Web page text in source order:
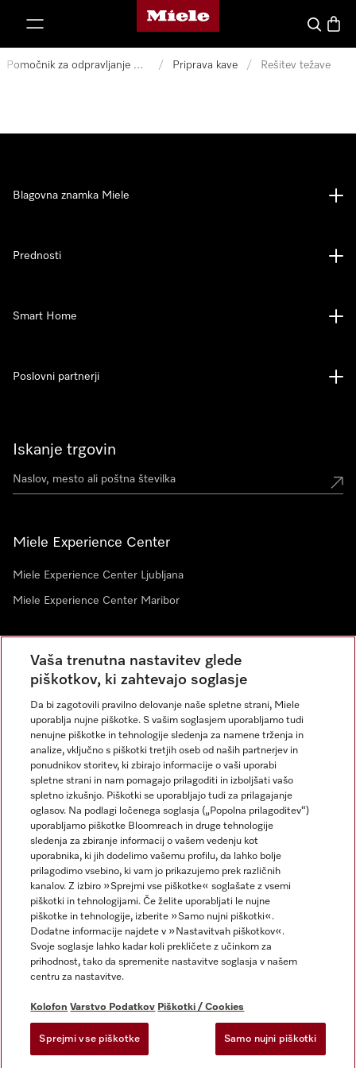
Domača stran Miele
Iskanje
Pomočnik za odpravljanje motenj / Priprava kave / Rešitev težave
Iskanje trgovin
Miele Experience Center
Miele Experience Center Ljubljana
Miele Experience Center Maribor
Novice
Blagovna znamka Miele
Prednosti
Smart Home
Poslovni partnerji
Kolofon
Splošni pogoji poslovanja
Pogoji uporabe
Zakon o digitalnih storitvah
Miele na Instagramu
Miele na Facebooku
Vaša trenutna nastavitev glede
piškotkov, ki zahtevajo soglasje
Da bi zagotovili pravilno delovanje naše spletne strani, Miele
uporablja nujne piškotke. S vašim soglasjem uporabljamo tudi
nenujne piškotke in tehnologije sledenja za namene trženja in
analize, vključno s piškotki tretjih oseb od naših partnerjev in
ponudnikov storitev, ki zbirajo informacije o vaši uporabi
spletne strani in nam pomagajo prilagoditi in izboljšati vašo
spletno izkušnjo. Piškotki se uporabljajo tudi za prilagajanje
oglasov. Na podlagi ločenega soglasja („Popolna prilagoditev“)
uporabljamo piškotke Bloomreach in druge tehnologije
sledenja za zbiranje informacij o vašem vedenju kot
uporabnika, ki jih dodelimo vašemu profilu, da lahko bolje
prilagodimo vsebino, ki vam jo prikazujemo prek različnih
kanalov. Z izbiro »Sprejmi vse piškotke« soglašate z vsemi
piškotki in tehnologijami. Če želite uporabljati le nujne
piškotke in tehnologije, izberite »Samo nujni piškotki«.
Dodatne informacije najdete v »Nastavitvah piškotkov«.
Svoje soglasje lahko kadar koli prekličete z učinkom za
prihodnost, tako da spremenite nastavitve soglasja v našem
centru za nastavitve.
Kolofon Varstvo Podatkov Piškotki / Cookies
Sprejmi vse piškotke Samo nujni piškotki